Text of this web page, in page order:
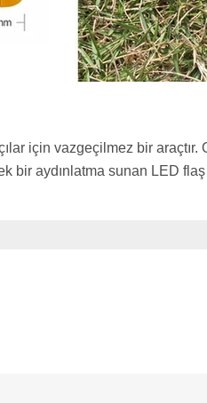
için vazgeçilmez bir
bir aydınlatma sunan LED